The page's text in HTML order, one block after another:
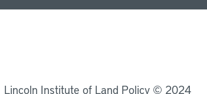
Lincoln Institute of Land Policy © 2024